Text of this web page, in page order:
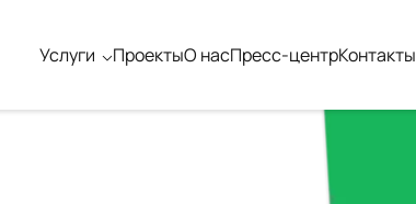
Услуги ПроектыО насПресс-центрКонтакты